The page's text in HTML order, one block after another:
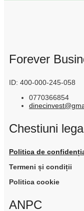
Forever
ID: 400-000-245-058
0770366854
Chestiuni
Politica de
Termeni și condiții
Politica cookie
ANPC